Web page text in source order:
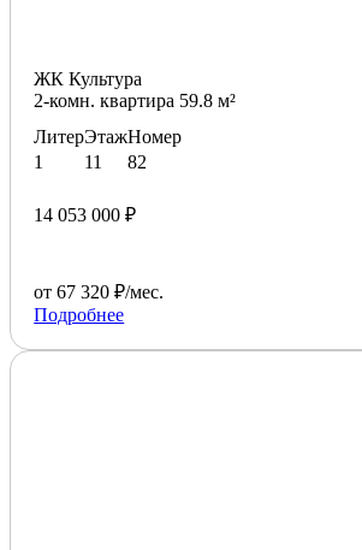
ЖК Культура
2-комн. квартира 59.8 м²
Литер
1
Этаж
11
Номер
82
14 053 000 ₽
от 67 320 ₽/мес.
Подробнее